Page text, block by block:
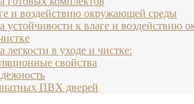
и воздействию окружающей среды
устойчивости к влаге и воздействию
в уходе и чистке:
свойства
ПВХ дверей